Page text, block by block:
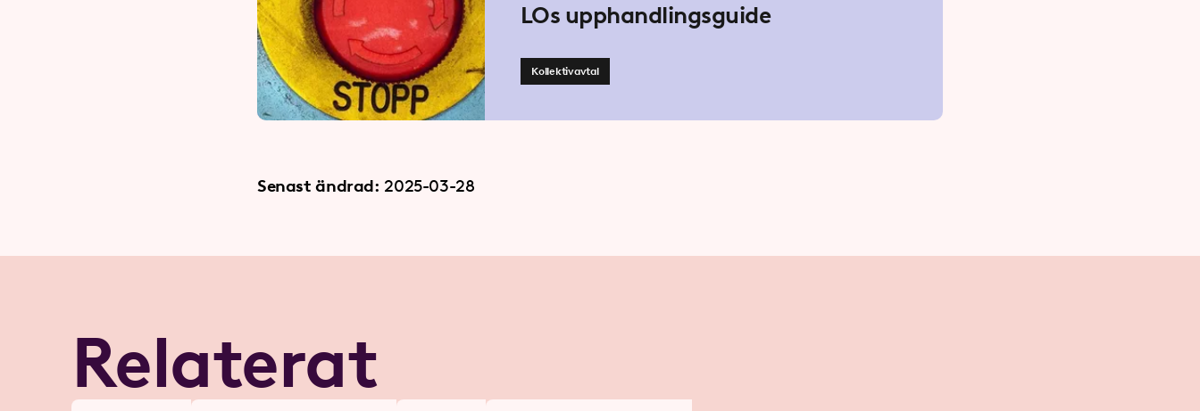
LOs upphandlingsguide
Kollektivavtal
Senast ändrad: 2025-03-28
Relaterat